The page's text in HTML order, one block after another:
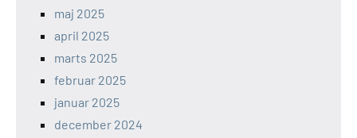
maj 2025
april 2025
marts 2025
februar 2025
januar 2025
december 2024